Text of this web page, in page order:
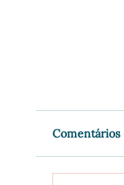
Comentários